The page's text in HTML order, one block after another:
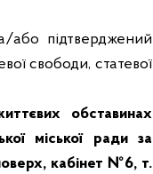
або підтверджений
свободи, статевої
обставинах
міської ради за
кабінет №6, т.